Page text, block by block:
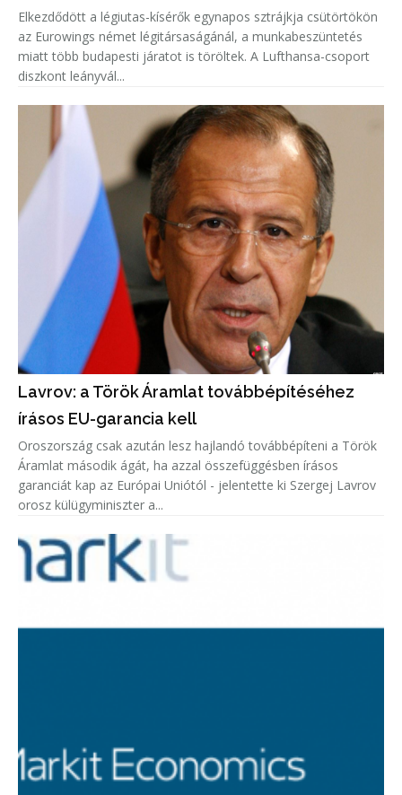
Elkezdődött a légiutas-kísérők egynapos sztrájkja csütörtökön
az Eurowings német légitársaságánál, a munkabeszüntetés
miatt több budapesti járatot is töröltek. A Lufthansa-csoport
diszkont leányvál...
Lavrov: a Török Áramlat továbbépítéséhez
írásos EU-garancia kell
Oroszország csak azután lesz hajlandó továbbépíteni a Török
Áramlat második ágát, ha azzal összefüggésben írásos
garanciát kap az Európai Uniótól - jelentette ki Szergej Lavrov
orosz külügyminiszter a...